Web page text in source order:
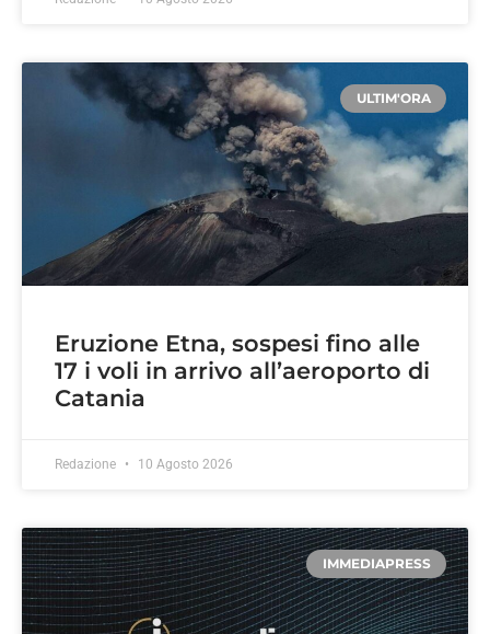
ULTIM'ORA
Eruzione Etna, sospesi fino alle
17 i voli in arrivo all’aeroporto di
Catania
Redazione 10 Agosto 2026
IMMEDIAPRESS